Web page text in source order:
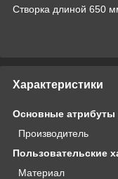
Створка длиной 650
Характеристики
Основные атрибуты
Производитель
Пользовательские
Материал